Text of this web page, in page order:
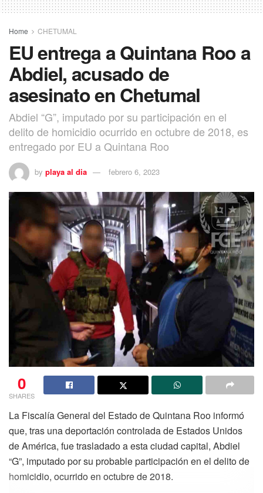
Home CHETUMAL
EU entrega a Quintana Roo a
Abdiel, acusado de
asesinato en Chetumal
Abdiel “G”, imputado por su participación en el
delito de homicidio ocurrido en octubre de 2018, es
entregado por EU a Quintana Roo
by playa al dia febrero 6, 2023
0
SHARES
La Fiscalía General del Estado de Quintana Roo informó
que, tras una deportación controlada de Estados Unidos
de América, fue trasladado a esta ciudad capital, Abdiel
“G”, imputado por su probable participación en el delito de
homicidio, ocurrido en octubre de 2018.